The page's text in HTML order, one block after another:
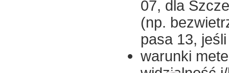
07, dla
(np.
pasa 13,
warunki